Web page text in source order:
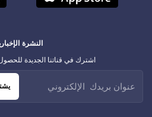
النشرة
اشترك في قناتنا الجديدة